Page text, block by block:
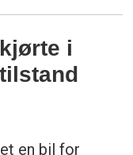
i
en bil for